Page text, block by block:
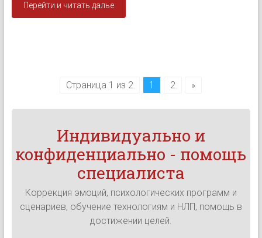
Перейти и читать далье
Страница 1 из 2 1 2 »
Индивидуально и
конфиденциально - помощь
специалиста
Коррекция эмоций, психологических программ и
сценариев, обучение технологиям и НЛП, помощь в
достижении целей.